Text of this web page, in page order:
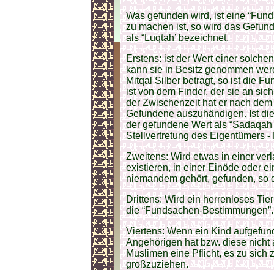
Was gefunden wird, ist eine
zu machen ist, so wird das
als “Luqtah’ bezeichnet.
Erstens: ist der Wert einer
kann sie in Besitz genommen
Mitqal Silber betragt, so ist die
ist von dem Finder, der sie an
der Zwischenzeit hat er nach
Gefundene auszuhändigen. Ist
der gefundene Wert als
Stellvertretung des Eigentümers
Zweitens: Wird etwas in einer
existieren, in einer Einöde oder
niemandem gehört, gefunden, so
Drittens: Wird ein herrenloses
die “Fundsachen-Bestimmungen”.
Viertens: Wenn ein Kind
Angehörigen hat bzw. diese
Muslimen eine Pflicht, es zu sich
großzuziehen.